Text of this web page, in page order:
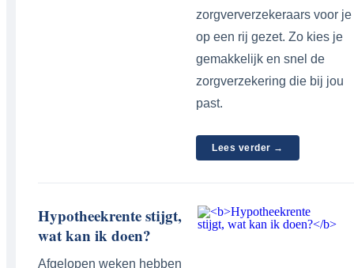
zorgververzekeraars voor je
op een rij gezet. Zo kies je
gemakkelijk en snel de
zorgverzekering die bij jou
past.
Lees verder →
Hypotheekrente stijgt,
wat kan ik doen?
Afgelopen weken hebben